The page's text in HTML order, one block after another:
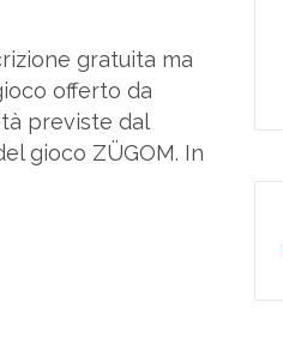
gratuita ma
offerto da
previste dal
gioco ZÜGOM. In